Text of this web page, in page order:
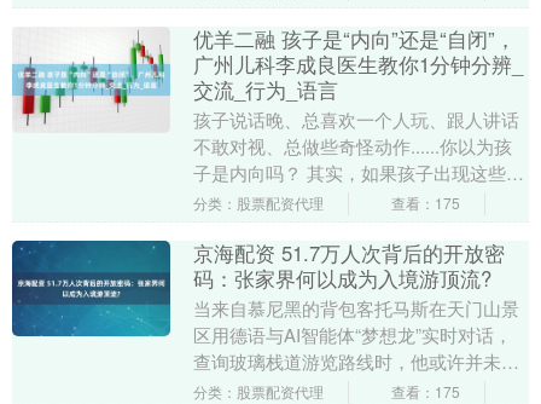
优羊二融 孩子是“内向”还是“自闭”，
广州儿科李成良医生教你1分钟分辨_
交流_行为_语言
孩子说话晚、总喜欢一个人玩、跟人讲话
不敢对视、总做些奇怪动作......你以为孩
子是内向吗？ 其实，如果孩子出现这些情
况时 警惕是孤独症谱系障碍找上 一、自闭
分类：股票配资代理 查看：175
京海配资 51.7万人次背后的开放密
码：张家界何以成为入境游顶流?
当来自慕尼黑的背包客托马斯在天门山景
区用德语与AI智能体“梦想龙”实时对话，
查询玻璃栈道游览路线时，他或许并未意
识到，自己正亲历着一座中部非省会城市
分类：股票配资代理 查看：175